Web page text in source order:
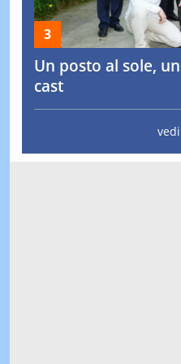
Un posto al sole,
cast